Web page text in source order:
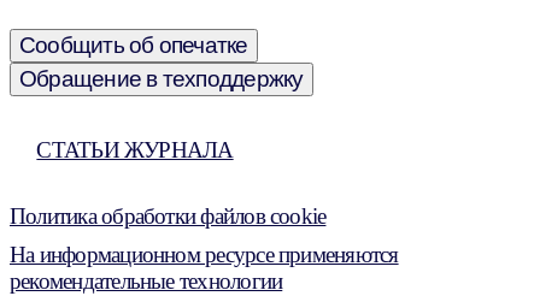
Сообщить об опечатке
Обращение в техподдержку
СТАТЬИ ЖУРНАЛА
Политика обработки файлов cookie
На информационном ресурсе применяются
рекомендательные технологии